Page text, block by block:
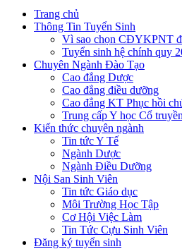
Trang chủ
Thông Tin Tuyển Sinh
Vì sao chọn CĐYKPNT
Tuyển sinh hệ chính quy
Chuyên Ngành Đào Tạo
Cao đẳng Dược
Cao đẳng điều dưỡng
Cao đẳng KT Phục hồi
Trung cấp Y học Cổ truyền
Kiến thức chuyên ngành
Tin tức Y Tế
Ngành Dược
Ngành Điều Dưỡng
Nội San Sinh Viên
Tin tức Giáo dục
Môi Trường Học Tập
Cơ Hội Việc Làm
Tin Tức Cựu Sinh Viên
Đăng ký tuyển sinh